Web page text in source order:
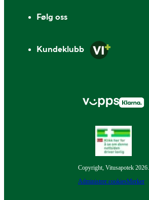
Følg oss
Kundeklubb
Copyright, Vitusapotek 2026.
Administrer cookiesMerker